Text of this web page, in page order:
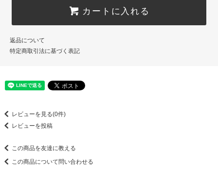
カートに入れる
返品について
特定商取引法に基づく表記
レビューを見る(0件)
レビューを投稿
この商品を友達に教える
この商品について問い合わせる